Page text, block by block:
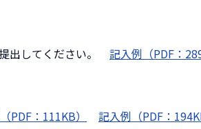
出してください。 記入例（PDF：
PDF：111KB） 記入例（PDF：